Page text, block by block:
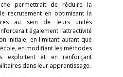
permettrait de réduire la
recrutement en optimisant la
au sein de leurs unités
également l’attractivité
initiale, en limitant autant que
en modifiant les méthodes
exploitent et en renforçant
dans leur apprentissage.